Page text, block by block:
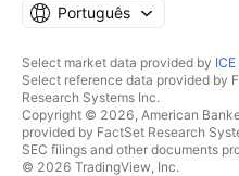
Português
Select market data provided by
Select reference data provided
Research Systems Inc.
Copyright © 2026, American
provided by FactSet Research
SEC filings and other documents
© 2026 TradingView, Inc.